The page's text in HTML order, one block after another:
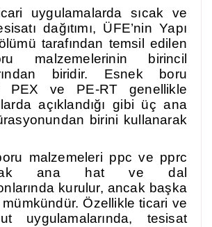
uygulamalarda sıcak ve
dağıtımı, ÜFE’nin Yapı
tarafından temsil edilen
malzemelerinin birincil
biridir. Esnek boru
PEX ve PE-RT genellikle
açıklandığı gibi üç ana
birini kullanarak
malzemeleri ppc ve pprc
ana hat ve dal
kurulur, ancak başka
Özellikle ticari ve
uygulamalarında, tesisat